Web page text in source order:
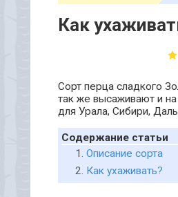
Как
Сорт перца сладкого
так же высаживают и
для Урала, Сибири,
Содержание статьи
Описание сорта
Как ухаживать?